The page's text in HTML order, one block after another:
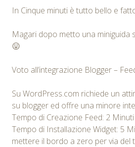
In Cinque minuti è tutto bello e
Magari dopo metto una miniguida
😛
Voto all’integrazione Blogger –
Su WordPress.com richiede un
su blogger ed offre una minore
Tempo di Creazione Feed: 2 Minuti
Tempo di Installazione Widget: 5
mettere il bordo a zero per via del